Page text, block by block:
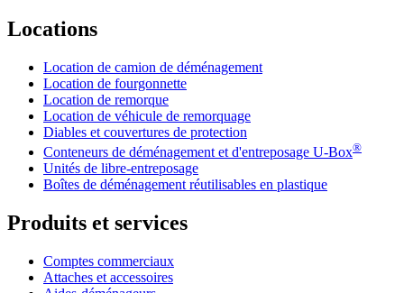
Locations
Location de camion de déménagement
Location de fourgonnette
Location de remorque
Location de véhicule de remorquage
Diables et couvertures de protection
Conteneurs de déménagement et d'entreposage U-Box®
Unités de libre-entreposage
Boîtes de déménagement réutilisables en plastique
Produits et services
Comptes commerciaux
Attaches et accessoires